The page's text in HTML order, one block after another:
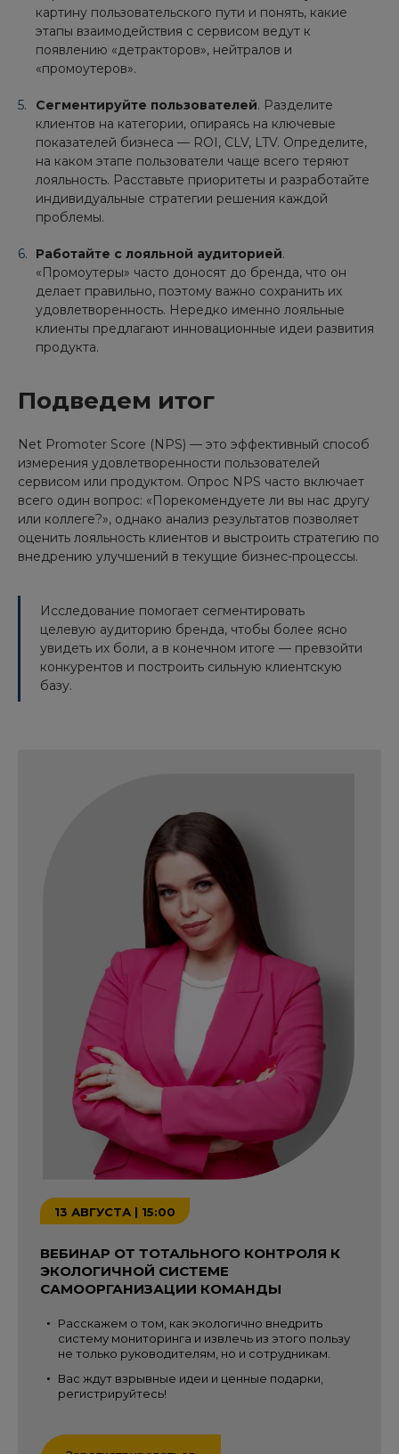
картину пользовательского пути и понять, какие
этапы взаимодействия с сервисом ведут к
появлению «детракторов», нейтралов и
«промоутеров».
Сегментируйте пользователей. Разделите
клиентов на категории, опираясь на ключевые
показателей бизнеса — ROI, CLV, LTV. Определите,
на каком этапе пользователи чаще всего теряют
лояльность. Расставьте приоритеты и разработайте
индивидуальные стратегии решения каждой
проблемы.
Работайте с лояльной аудиторией.
«Промоутеры» часто доносят до бренда, что он
делает правильно, поэтому важно сохранить их
удовлетворенность. Нередко именно лояльные
клиенты предлагают инновационные идеи развития
продукта.
Подведем итог
Net Promoter Score (NPS) — это эффективный способ
измерения удовлетворенности пользователей
сервисом или продуктом. Опрос NPS часто включает
всего один вопрос: «Порекомендуете ли вы нас другу
или коллеге?», однако анализ результатов позволяет
оценить лояльность клиентов и выстроить стратегию по
внедрению улучшений в текущие бизнес-процессы.
Исследование помогает сегментировать
целевую аудиторию бренда, чтобы более ясно
увидеть их боли, а в конечном итоге — превзойти
конкурентов и построить сильную клиентскую
базу.
13 АВГУСТА | 15:00
ВЕБИНАР ОТ ТОТАЛЬНОГО КОНТРОЛЯ К
ЭКОЛОГИЧНОЙ СИСТЕМЕ
САМООРГАНИЗАЦИИ КОМАНДЫ
Расскажем о том, как экологично внедрить
систему мониторинга и извлечь из этого пользу
не только руководителям, но и сотрудникам.
Вас ждут взрывные идеи и ценные подарки,
регистрируйтесь!